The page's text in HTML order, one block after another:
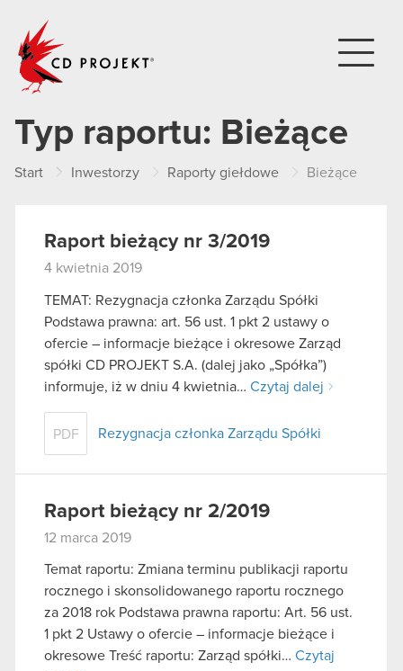
Typ raportu: Bieżące
Start Inwestorzy Raporty giełdowe Bieżące
Raport bieżący nr 3/2019
4 kwietnia 2019
TEMAT: Rezygnacja członka Zarządu Spółki
Podstawa prawna: art. 56 ust. 1 pkt 2 ustawy o
ofercie – informacje bieżące i okresowe Zarząd
spółki CD PROJEKT S.A. (dalej jako „Spółka”)
informuje, iż w dniu 4 kwietnia… Czytaj dalej
PDF Rezygnacja członka Zarządu Spółki
Raport bieżący nr 2/2019
12 marca 2019
Temat raportu: Zmiana terminu publikacji raportu
rocznego i skonsolidowanego raportu rocznego
za 2018 rok Podstawa prawna raportu: Art. 56 ust.
1 pkt 2 Ustawy o ofercie – informacje bieżące i
okresowe Treść raportu: Zarząd spółki… Czytaj